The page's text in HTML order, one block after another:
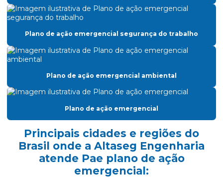
Classificação de áreas atmosfera explosiva
Classificação de áreas classificadas
Classificação de áreas explosivas
Consultoria nr10
Curso nr 20
Curso de nr 33
Plano de ação emergencial segurança do trabalho
Plano de ação emergencial ambiental
Plano de ação emergencial
Principais cidades e regiões do
Brasil onde a Altaseg Engenharia
atende Pae plano de ação
emergencial: